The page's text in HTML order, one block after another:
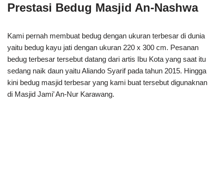
Prestasi Bedug Masjid An-Nashwa
Kami pernah membuat bedug dengan ukuran terbesar di dunia
yaitu bedug kayu jati dengan ukuran 220 x 300 cm. Pesanan
bedug terbesar tersebut datang dari artis Ibu Kota yang saat itu
sedang naik daun yaitu Aliando Syarif pada tahun 2015. Hingga
kini bedug masjid terbesar yang kami buat tersebut digunaknan
di Masjid Jami’ An-Nur Karawang.